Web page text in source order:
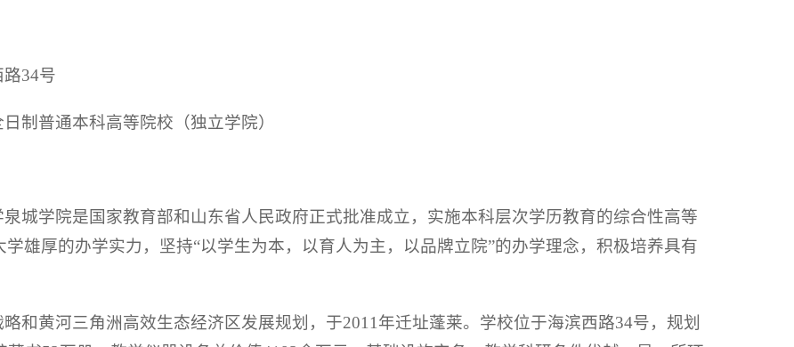
34号
制普通本科高等院校（独立学院）
城学院是国家教育部和山东省人民政府正式批准成立，实施本科层次学历教育的综合性高等
雄厚的办学实力，坚持“以学生为本，以育人为主，以品牌立院”的办学理念，积极培养具有
和黄河三角洲高效生态经济区发展规划，于2011年迁址蓬莱。学校位于海滨西路34号，规划